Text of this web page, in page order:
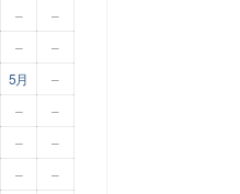
–
–
– –
5月
–
– –
–
–
– –